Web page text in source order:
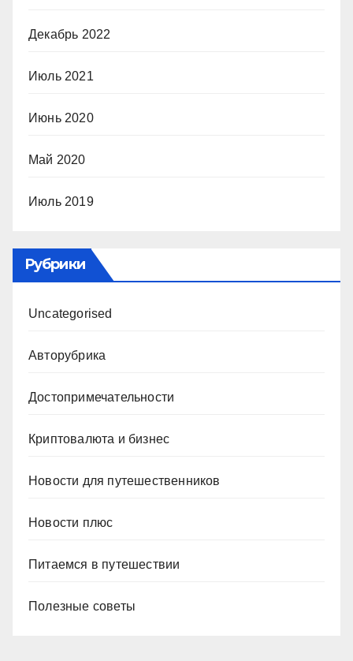
Декабрь 2022
Июль 2021
Июнь 2020
Май 2020
Июль 2019
Рубрики
Uncategorised
Авторубрика
Достопримечательности
Криптовалюта и бизнес
Новости для путешественников
Новости плюс
Питаемся в путешествии
Полезные советы